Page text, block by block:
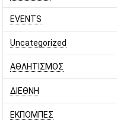
EVENTS
Uncategorized
ΑΘΛΗΤΙΣΜΟΣ
ΔΙΕΘΝΗ
ΕΚΠΟΜΠΕΣ